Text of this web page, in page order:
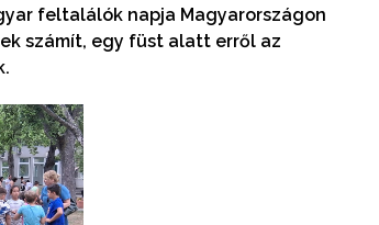
feltalálók napja Magyarországon
számít, egy füst alatt erről az